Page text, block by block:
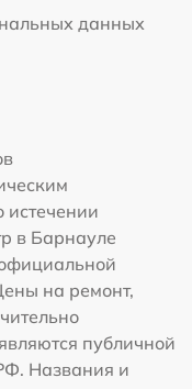
данных
истечении
в Барнауле
на ремонт,
публичной
Названия и